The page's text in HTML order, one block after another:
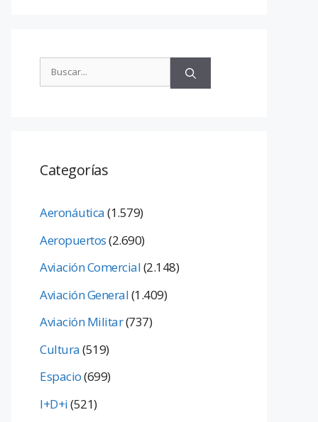
Categorías
Aeronáutica(1.579)
Aeropuertos(2.690)
Aviación Comercial(2.148)
Aviación General(1.409)
Aviación Militar(737)
Cultura(519)
Espacio(699)
I+D+i(521)